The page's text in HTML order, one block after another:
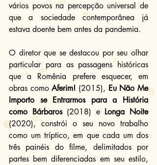
vários povos na percepção universal de
que a sociedade contemporânea já
estava doente bem antes da pandemia.
O diretor que se destacou por seu olhar
particular para as passagens históricas
que a Romênia prefere esquecer, em
obras como Aferim! (2015), Eu Não Me
Importo se Entrarmos para a História
como Bárbaros (2018) e Longa Noite
(2020), constrói o seu novo trabalho
como um tríptico, em que cada um dos
três painéis do filme, delimitados por
partes bem diferenciadas em seu estilo,